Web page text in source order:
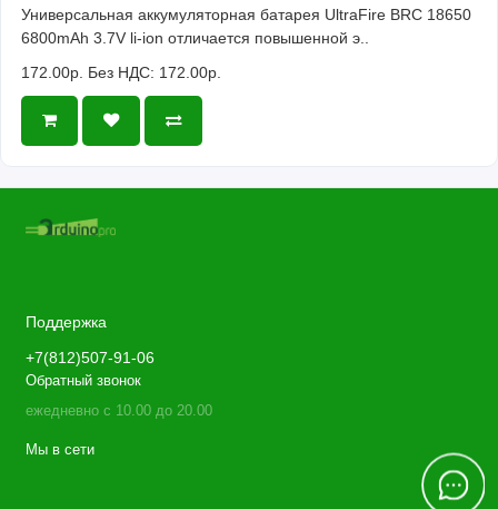
Универсальная аккумуляторная батарея UltraFire BRC 18650
6800mAh 3.7V li-ion отличается повышенной э..
172.00р. Без НДС: 172.00р.
Поддержка
+7(812)507-91-06
Обратный звонок
ежедневно с 10.00 до 20.00
Мы в сети